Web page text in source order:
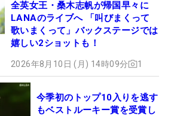
全英女王・桑木志帆が帰国早々に
LANAのライブへ 「叫びまくって
歌いまくって」バックステージでは
嬉しい2ショットも！
2026年8月10日 (月) 14時09分 1
今季初のトップ10入りを逃す
もベストルーキー賞を受賞し